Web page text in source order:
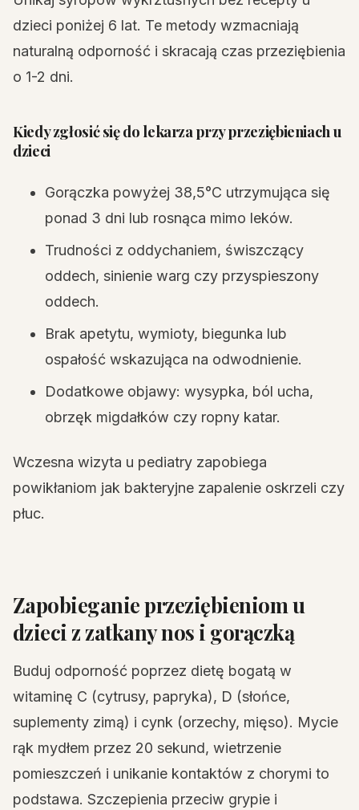
dzieci poniżej 6 lat. Te metody wzmacniają
naturalną odporność i skracają czas przeziębienia
o 1-2 dni.
Kiedy zgłosić się do lekarza przy przeziębieniach u
dzieci
Gorączka powyżej 38,5°C utrzymująca się
ponad 3 dni lub rosnąca mimo leków.
Trudności z oddychaniem, świszczący
oddech, sinienie warg czy przyspieszony
oddech.
Brak apetytu, wymioty, biegunka lub
ospałość wskazująca na odwodnienie.
Dodatkowe objawy: wysypka, ból ucha,
obrzęk migdałków czy ropny katar.
Wczesna wizyta u pediatry zapobiega
powikłaniom jak bakteryjne zapalenie oskrzeli czy
płuc.
Zapobieganie przeziębieniom u
dzieci z zatkany nos i gorączką
Buduj odporność poprzez dietę bogatą w
witaminę C (cytrusy, papryka), D (słońce,
suplementy zimą) i cynk (orzechy, mięso). Mycie
rąk mydłem przez 20 sekund, wietrzenie
pomieszczeń i unikanie kontaktów z chorymi to
podstawa. Szczepienia przeciw grypie i